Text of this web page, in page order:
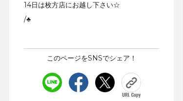
14日は枚方店にお越し下さい☆
/♣
このページをSNSでシェア！